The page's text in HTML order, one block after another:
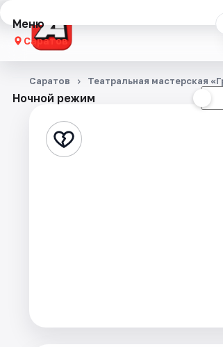
Меню
Саратов
Концерты
Стендап
Ночной режим
Саратов Театральная мастерская